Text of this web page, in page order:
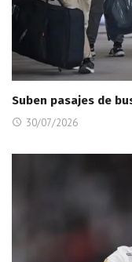
Suben pasajes de
30/07/2026